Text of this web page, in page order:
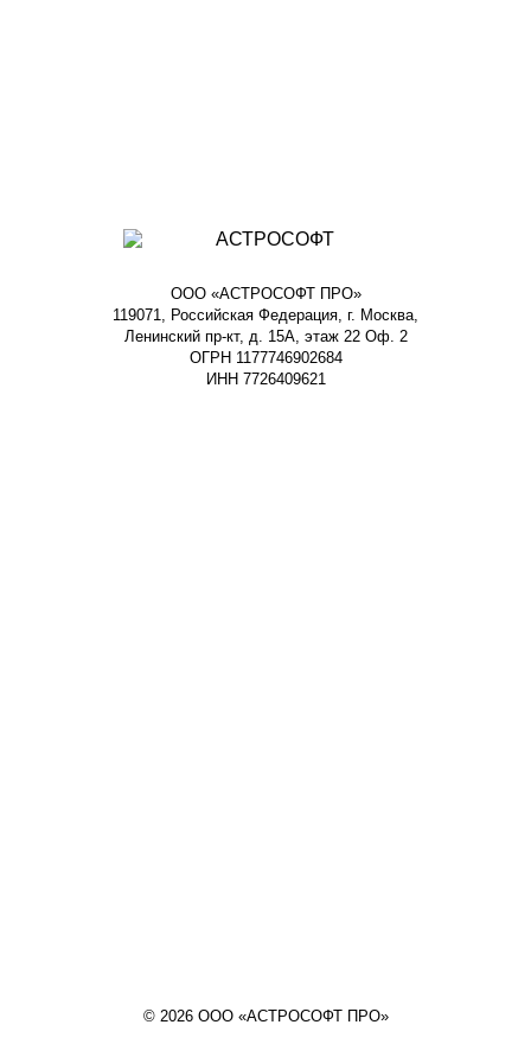
ООО «АСТРОСОФТ ПРО»
119071, Российская Федерация, г. Москва,
Ленинский пр-кт, д. 15А, этаж 22 Оф. 2
ОГРН 1177746902684
ИНН 7726409621
© 2026 ООО «АСТРОСОФТ ПРО»